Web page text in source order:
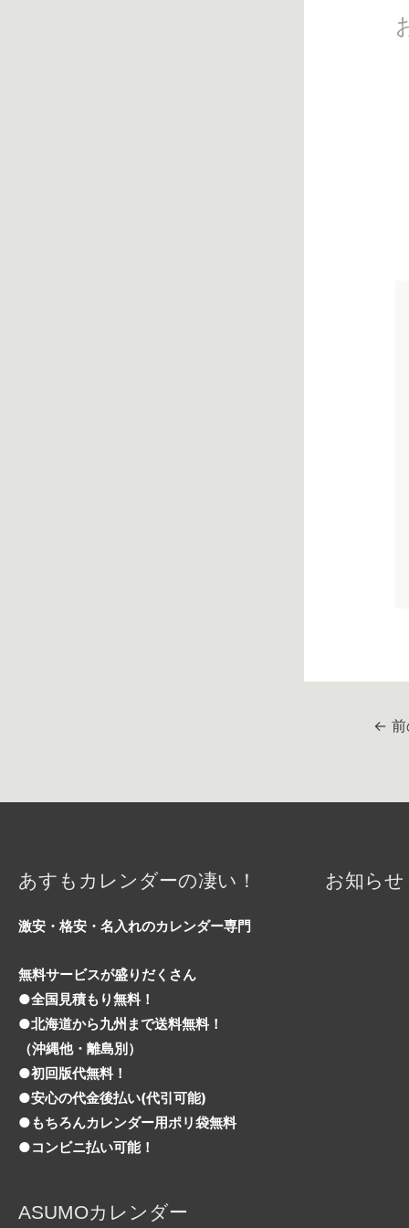
ゲ
ョ
←
あすもカレンダーの凄い！
激安・格安・名入れのカレンダー専門
無料サービスが盛りだくさん
●全国見積もり無料！
●北海道から九州まで送料無料！
（沖縄他・離島別）
●初回版代無料！
●安心の代金後払い(代引可能)
●もちろんカレンダー用ポリ袋無料
●コンビニ払い可能！
ASUMOカレンダー
お知らせ